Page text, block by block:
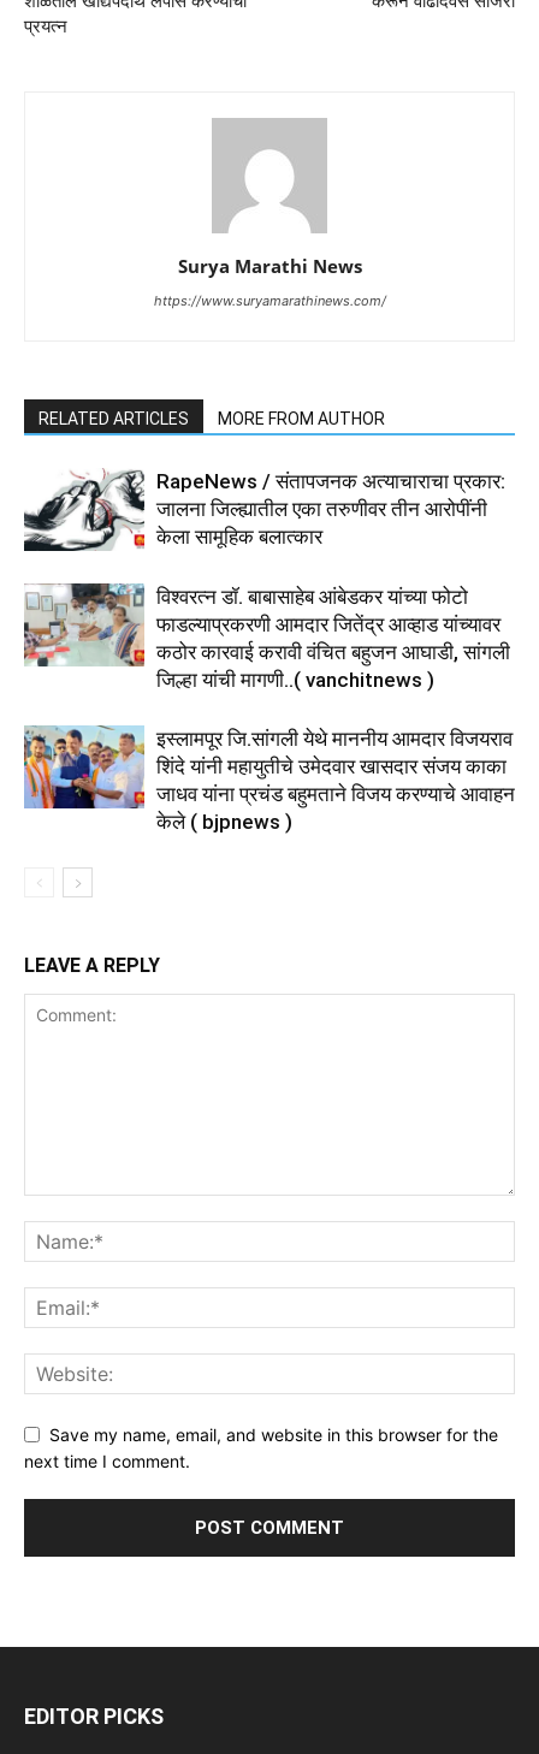
प्रयत्न
Surya Marathi News
https://www.suryamarathinews.com/
RELATED ARTICLES MORE FROM AUTHOR
RapeNews / संतापजनक अत्याचाराचा प्रकार:
जालना जिल्ह्यातील एका तरुणीवर तीन आरोपींनी
केला सामूहिक बलात्कार
विश्वरत्न डॉ. बाबासाहेब आंबेडकर यांच्या फोटो
फाडल्याप्रकरणी आमदार जितेंद्र आव्हाड यांच्यावर
कठोर कारवाई करावी वंचित बहुजन आघाडी, सांगली
जिल्हा यांची मागणी..( vanchitnews )
इस्लामपूर जि.सांगली येथे माननीय आमदार विजयराव
शिंदे यांनी महायुतीचे उमेदवार खासदार संजय काका
जाधव यांना प्रचंड बहुमताने विजय करण्याचे आवाहन
केले ( bjpnews )
LEAVE A REPLY
Save my name, email, and website in this browser for the
next time I comment.
EDITOR PICKS